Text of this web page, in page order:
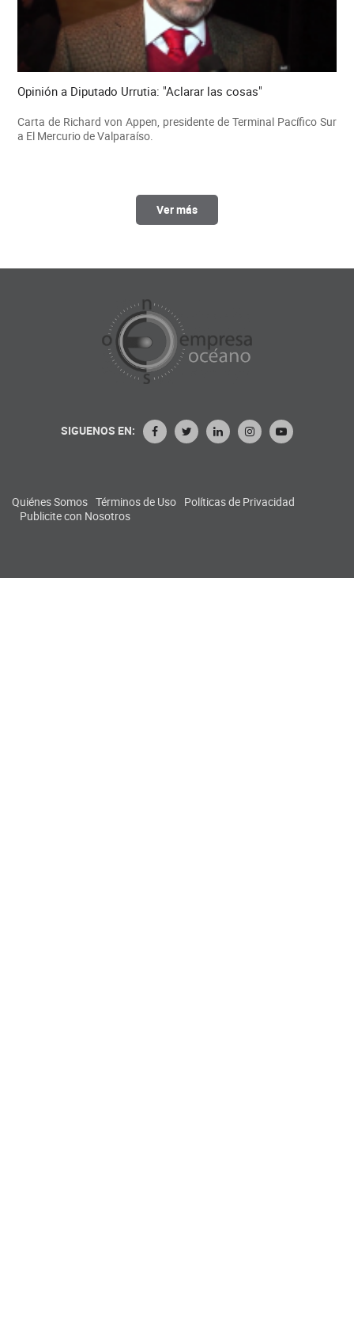
Opinión a Diputado Urrutia: "Aclarar las cosas"
Carta de Richard von Appen, presidente de Terminal Pacífico Sur
a El Mercurio de Valparaíso.
Ver más
SIGUENOS EN:
Quiénes Somos Términos de Uso Políticas de Privacidad
Publicite con Nosotros